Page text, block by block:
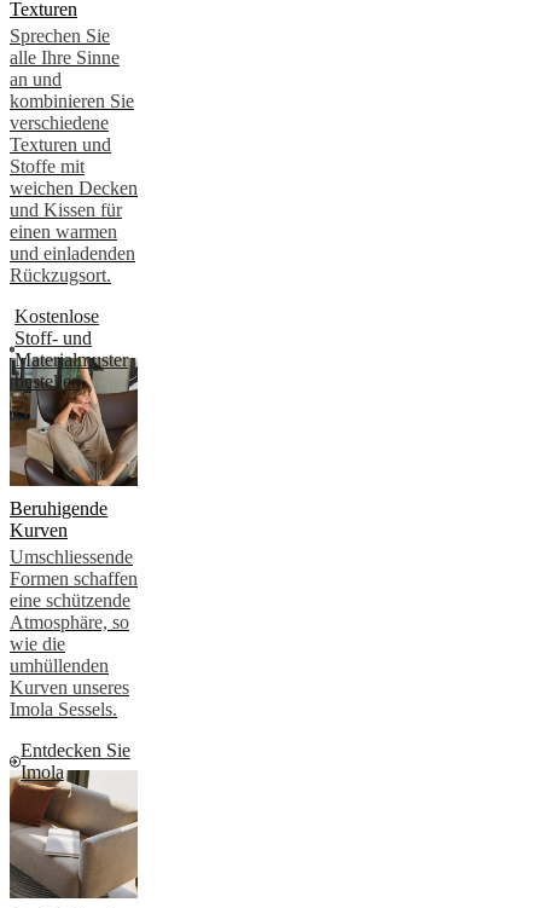
Texturen
Sprechen Sie
alle Ihre Sinne
an und
kombinieren Sie
verschiedene
Texturen und
Stoffe mit
weichen Decken
und Kissen für
einen warmen
und einladenden
Rückzugsort.
Kostenlose
Stoff- und
Materialmuster
bestellen
Beruhigende
Kurven
Umschliessende
Formen schaffen
eine schützende
Atmosphäre, so
wie die
umhüllenden
Kurven unseres
Imola Sessels.
Entdecken Sie
Imola